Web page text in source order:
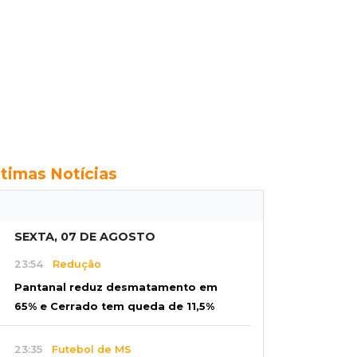
Notícias
SEXTA, 07 DE AGOSTO
23:54 Redução
Pantanal reduz desmatamento em
65% e Cerrado tem queda de 11,5%
23:35 Futebol de MS